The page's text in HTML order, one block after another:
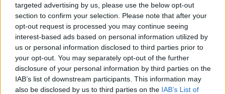
targeted advertising by us, please use the below opt-out
section to confirm your selection. Please note that after your
opt-out request is processed you may continue seeing
interest-based ads based on personal information utilized by
us or personal information disclosed to third parties prior to
your opt-out. You may separately opt-out of the further
disclosure of your personal information by third parties on the
IAB’s list of downstream participants. This information may
also be disclosed by us to third parties on the IAB’s List of
επιχειρήσεων αναδείχθηκαν ως δύο βασικές
προκλήσεις για την επόμενη μέρα του
οικοσυστήματος. Εξετάστηκε επίσης πώς μπορεί το
οικοσύστημα και οι φορείς να αυξήσουν τις
πιθανότητες επιτυχίας για ταχύτατα
αναπτυσσόμενες startups, θέτοντας μετρήσιμους
στόχους ανάπτυξης, διευκολύνοντας τις επαφές με